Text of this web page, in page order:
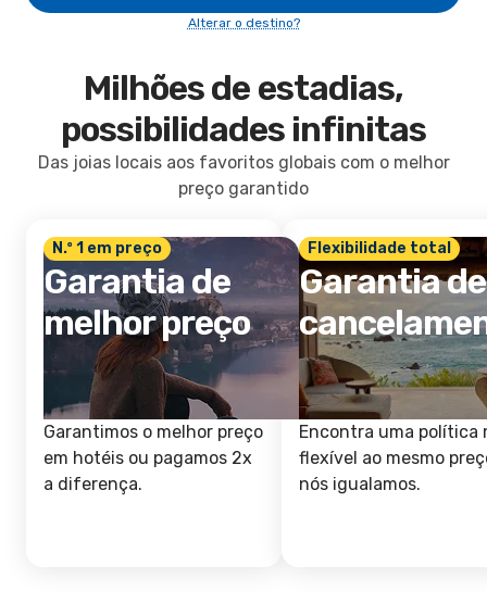
Alterar o destino?
Milhões de estadias,
possibilidades infinitas
Das joias locais aos favoritos globais com o melhor
preço garantido
N.º 1 em preço
Garantia de
melhor preço
Garantimos o melhor preço
em hotéis ou pagamos 2x
a diferença.
Flexibilidade total
Garantia de
Encontra uma política
flexível ao mesmo
nós igualamos.